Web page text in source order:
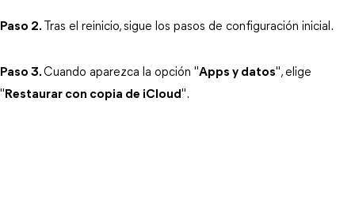
Paso 2. Tras el reinicio, sigue los pasos de configuración inicial.
Paso 3.Cuando aparezca la opción "Apps y datos", elige
" Restaurar con copia de iCloud".